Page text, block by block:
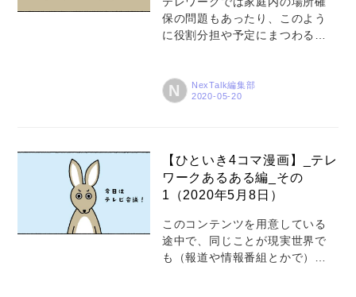
い新型コロナウイルスです。や
はりコミュニケーションの備え
では、クラウドサービスとして
巷で噂の"Meet (Googl...
保の問題もあったり、このよう
に役割分担や予定にまつわる新
なに？？？】解説はこちらで_壁
紙ダウンロード情報も！！ 【テ
時みんなどうしてる？ 【ひとい
き4コマ漫画】_テレワークある
ある編_その1 はこちら
N NexTalk編集部
【ひといき4コマ漫画】_テレ
ワークあるある編_その
1（2020年5月8日）
このコンテンツを用意している
途中で、同じことが現実世界で
も（報道や情報番組とかで）起